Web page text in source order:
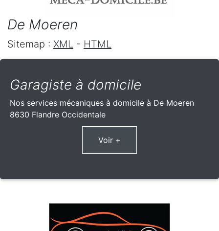
De Moeren
Sitemap : XML - HTML
Garagiste à domicile
Nos services mécaniques à domicile à De Moeren
8630 Flandre Occidentale
Voir +